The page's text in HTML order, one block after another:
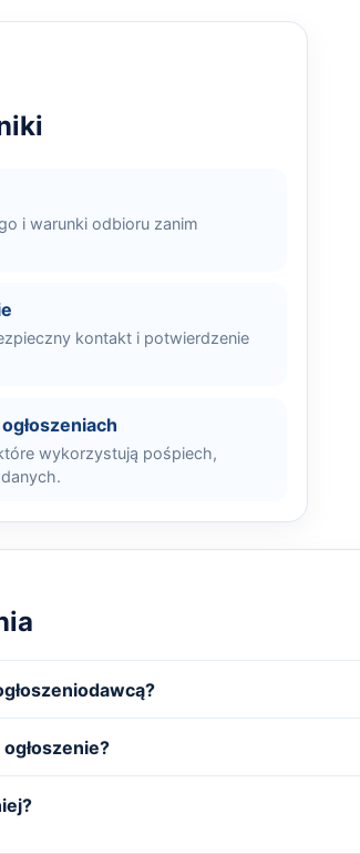
i warunki odbioru zanim
kontakt i potwierdzenie
wykorzystują pośpiech,